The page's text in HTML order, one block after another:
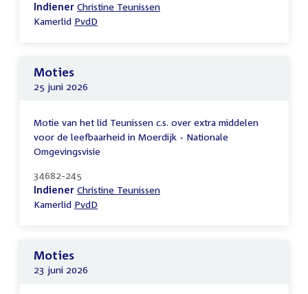
Indiener Christine Teunissen
Kamerlid PvdD
Moties
25 juni 2026
Motie van het lid Teunissen c.s. over extra middelen
voor de leefbaarheid in Moerdijk - Nationale
Omgevingsvisie
34682-245
Indiener Christine Teunissen
Kamerlid PvdD
Moties
23 juni 2026